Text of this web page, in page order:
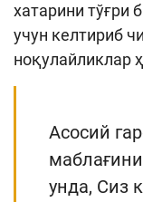
хатарини тўғри
учун келтириб
ноқулайликлар
Асосий
унда, Сиз